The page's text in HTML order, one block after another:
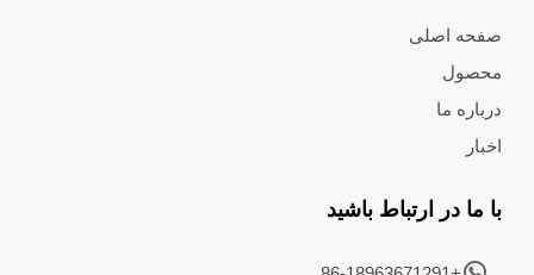
صفحه اصلی
محصول
درباره ما
اخبار
با ما در ارتباط باشید